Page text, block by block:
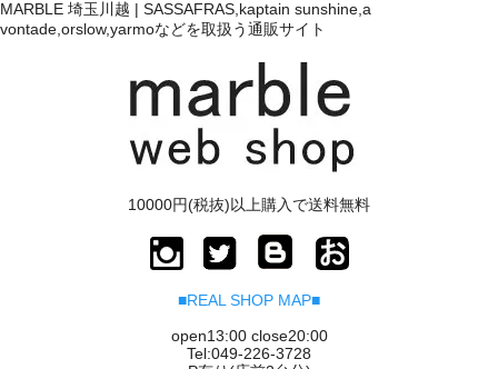
MARBLE 埼玉川越 | SASSAFRAS,kaptain sunshine,a
vontade,orslow,yarmoなどを取扱う通販サイト
10000円(税抜)以上購入で送料無料
■REAL SHOP MAP■
open13:00 close20:00
Tel:049-226-3728